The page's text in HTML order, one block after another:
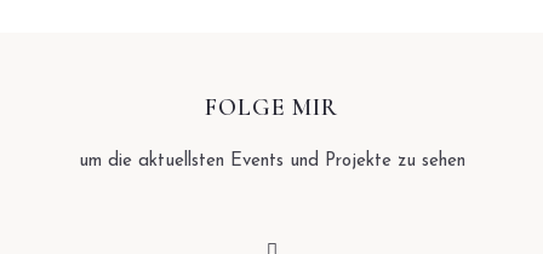
FOLGE MIR
um die aktuellsten Events und Projekte zu sehen